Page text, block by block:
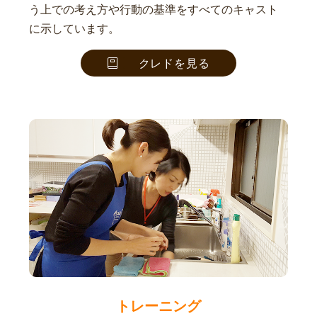
う上での考え方や行動の基準をすべてのキャスト
に示しています。
クレドを見る
トレーニング